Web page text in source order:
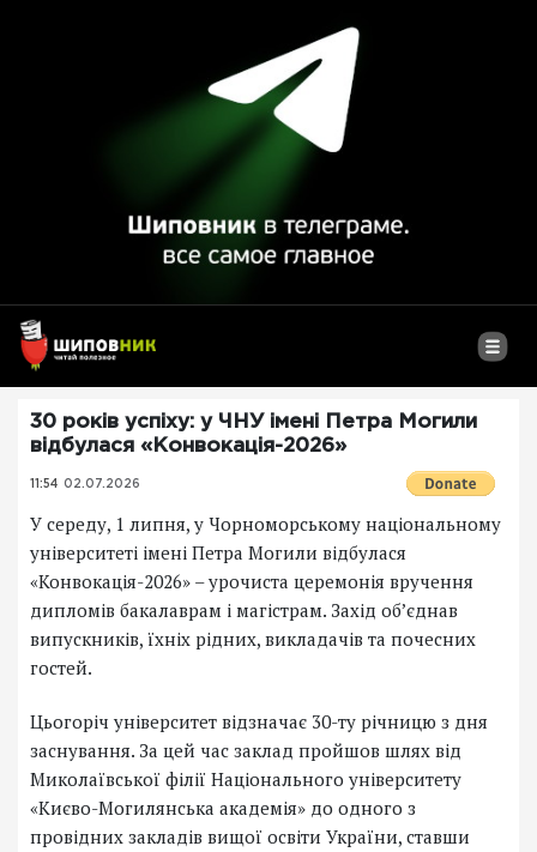
30 років успіху: у ЧНУ імені Петра Могили
відбулася «Конвокація-2026»
11:54 02.07.2026
У середу, 1 липня, у Чорноморському національному
університеті імені Петра Могили відбулася
«Конвокація-2026» – урочиста церемонія вручення
дипломів бакалаврам і магістрам. Захід об’єднав
випускників, їхніх рідних, викладачів та почесних
гостей.
Цьогоріч університет відзначає 30-ту річницю з дня
заснування. За цей час заклад пройшов шлях від
Миколаївської філії Національного університету
«Києво-Могилянська академія» до одного з
провідних закладів вищої освіти України, ставши